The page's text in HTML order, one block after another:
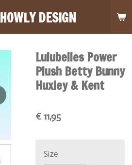
HOWLY DESIGN
Lulubelles Power
Plush Betty Bunny
Huxley & Kent
€ 11,95
Size